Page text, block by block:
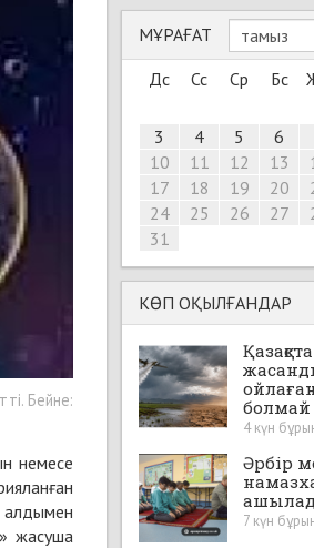
Бейне:
немесе
жасуша
МҰРАҒАТ
Дс
Сс Ср Бс
3
4 5 6
10
11 12 13
17
18 19 20
24
25 26 27
31
КӨП ОҚЫЛҒАНДАР
4 күн
Әрбір
7 күн